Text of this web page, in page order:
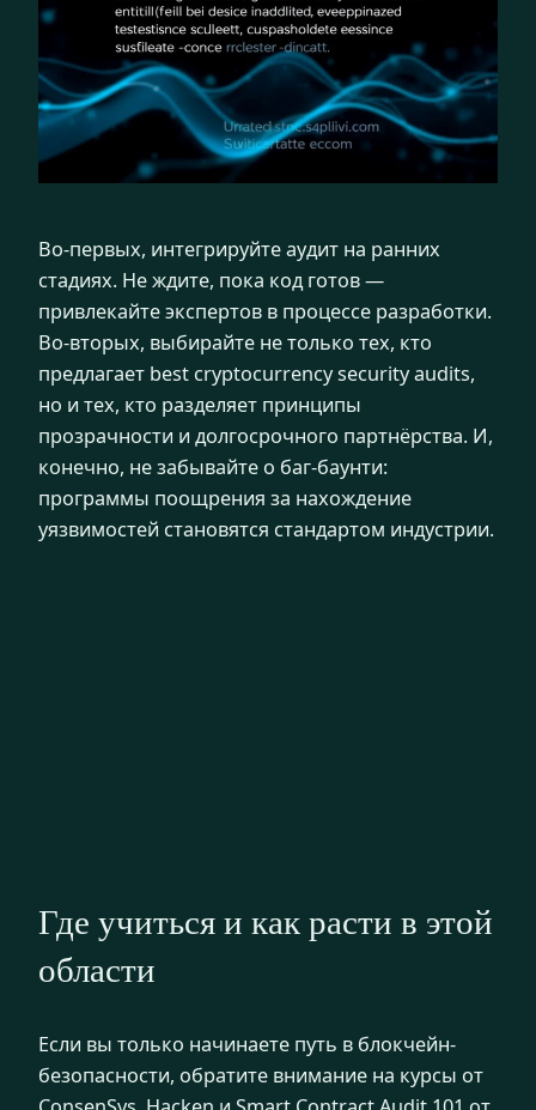
Во-первых, интегрируйте аудит на ранних
стадиях. Не ждите, пока код готов —
привлекайте экспертов в процессе разработки.
Во-вторых, выбирайте не только тех, кто
предлагает best cryptocurrency security audits,
но и тех, кто разделяет принципы
прозрачности и долгосрочного партнёрства. И,
конечно, не забывайте о баг-баунти:
программы поощрения за нахождение
уязвимостей становятся стандартом индустрии.
Где учиться и как расти в этой
области
Если вы только начинаете путь в блокчейн-
безопасности, обратите внимание на курсы от